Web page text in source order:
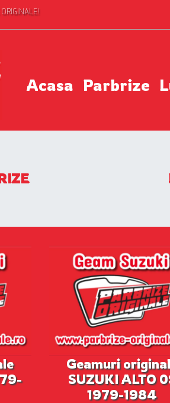
Acasa Parbrize
Geamuri
SUZUKI ALTO
1979-1984